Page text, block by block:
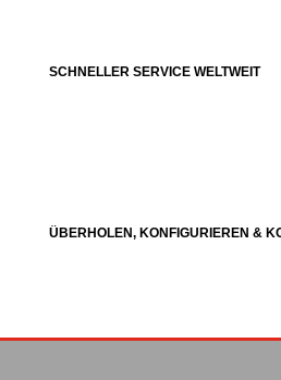
SCHNELLER SERVICE WELTWEIT
ÜBERHOLEN, KONFIGURIEREN &